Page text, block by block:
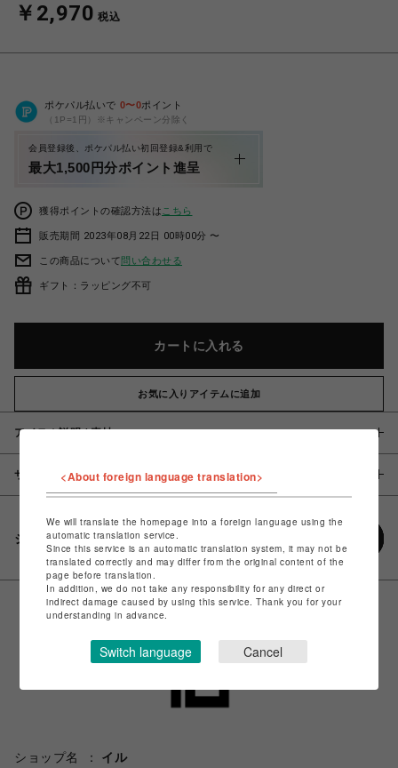
￥2,970 税込
ポケパル払いで 0〜0ポイント
（1P=1円）※キャンペーン分除く
会員登録後、ポケパル払い初回登録&利用で
最大1,500円分ポイント進呈
獲得ポイントの確認方法は こちら
販売期間 2023年08月22日 00時00分 〜
この商品について問い合わせる
ギフト：ラッピング不可
カートに入れる
お気に入りアイテムに追加
アイテム説明 / 素材
サイズ
シェアする
ショップ名
イル
<About foreign language translation>
We will translate the homepage into a foreign language using the
automatic translation service.
Since this service is an automatic translation system, it may not be
translated correctly and may differ from the original content of the
page before translation.
In addition, we do not take any responsibility for any direct or
indirect damage caused by using this service. Thank you for your
understanding in advance.
Switch language Cancel